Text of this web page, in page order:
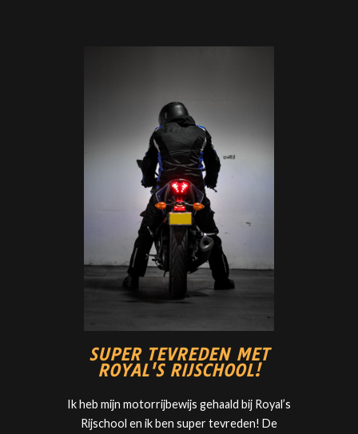
SUPER TEVREDEN MET
ROYAL'S RIJSCHOOL!
Ik heb mijn motorrijbewijs gehaald bij Royal’s
Rijschool en ik ben super tevreden! De